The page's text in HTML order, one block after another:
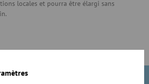
locales et pourra être élargi sans